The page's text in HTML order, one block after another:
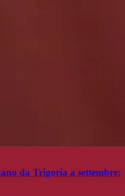
da Trigoria a settembre: